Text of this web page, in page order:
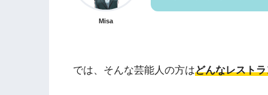
Misa
では、そんな芸能人の方はどんなレスト